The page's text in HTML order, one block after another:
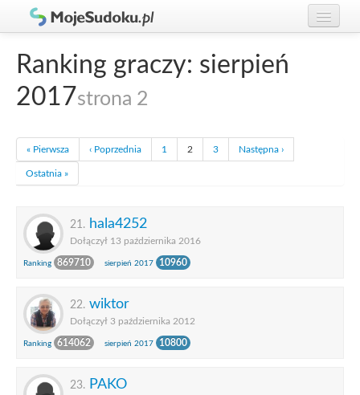
Gracze
Ranking graczy: sierpień
2017strona 2
« Pierwsza ‹ Poprzednia 1 2 3 Następna ›
Ostatnia »
21. hala4252
Dołączył 13 października 2016
Ranking 869710 sierpień 2017 10960
22. wiktor
Dołączył 3 października 2012
Ranking 614062 sierpień 2017 10800
23. PAKO